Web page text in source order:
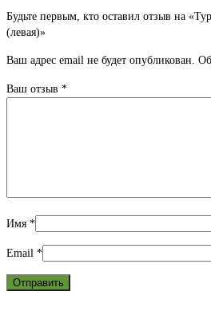
Будьте первым, кто оставил отзыв на
(левая)»
Ваш адрес email не будет опубликован.
Ваш отзыв *
Имя *
Email *